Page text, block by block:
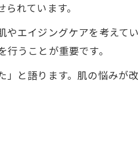
もおすすめの施術法
れています。
エイジングケアを考えて
うことが重要です。
と語ります。肌の悩みが